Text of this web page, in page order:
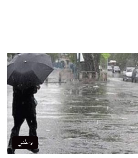
وطني